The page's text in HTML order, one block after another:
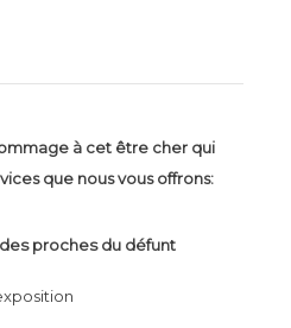
à cet être cher qui
que nous vous offrons:
proches du défunt